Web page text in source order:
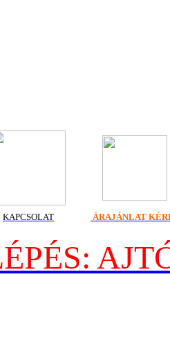
KAPCSOLAT ÁRAJÁNLAT